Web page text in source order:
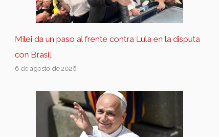
Milei da un paso al frente contra Lula en la disputa
con Brasil
6 de agosto de 2026